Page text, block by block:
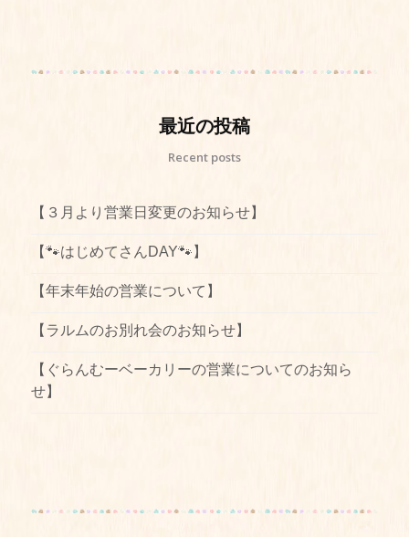
最近の投稿
Recent posts
【３月より営業日変更のお知らせ】
【🐾はじめてさんDAY🐾】
【年末年始の営業について】
【ラルムのお別れ会のお知らせ】
【ぐらんむーベーカリーの営業についてのお知ら
せ】